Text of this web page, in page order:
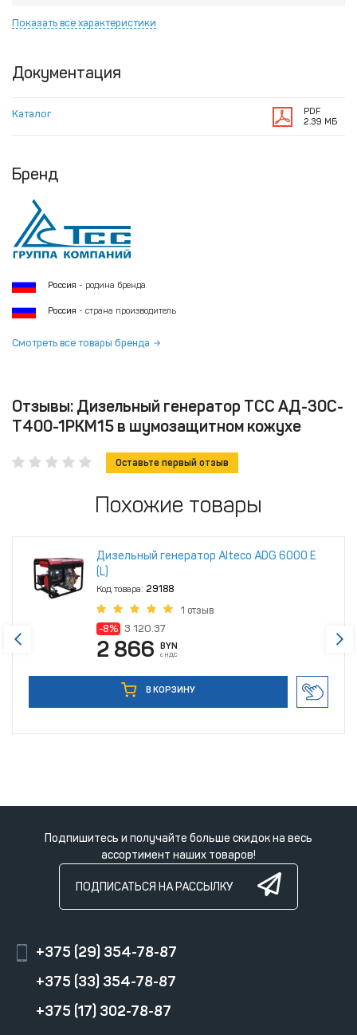
Показать все характеристики
Документация
Каталог
PDF
2.39 МБ
Бренд
Россия - родина бренда
Россия - страна производитель
Смотреть все товары бренда
Отзывы: Дизельный генератор ТСС АД-30C-
Т400-1РКМ15 в шумозащитном кожухе
Оставьте первый отзыв
Похожие товары
Дизельный генератор Alteco ADG 6000 Е
(L)
Код товара: 29188
1 отзыв
-8% 3 120.37
2 866 BYN
с НДС
В КОРЗИНУ
Подпишитесь и получайте больше скидок на весь
ассортимент наших товаров!
ПОДПИСАТЬСЯ НА РАССЫЛКУ
+375 (29) 354-78-87
+375 (33) 354-78-87
+375 (17) 302-78-87